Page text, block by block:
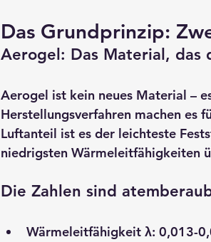
Das Grundprinzip:
Aerogel: Das Material, das
Aerogel ist kein neues Material –
Herstellungsverfahren machen es
Luftanteil ist es der leichteste
niedrigsten Wärmeleitfähigkeiten
Die Zahlen sind
Wärmeleitfähigkeit λ: 0,013-